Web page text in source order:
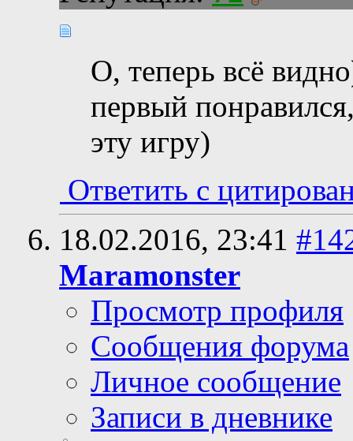
О, теперь всё
первый
эту игру)
Ответить с
18.02.2016, 23:41
Maramonster
Просмотр профиля
Сообщения форума
Личное сообщение
Записи в дневнике